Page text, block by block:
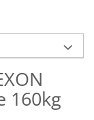
160kg